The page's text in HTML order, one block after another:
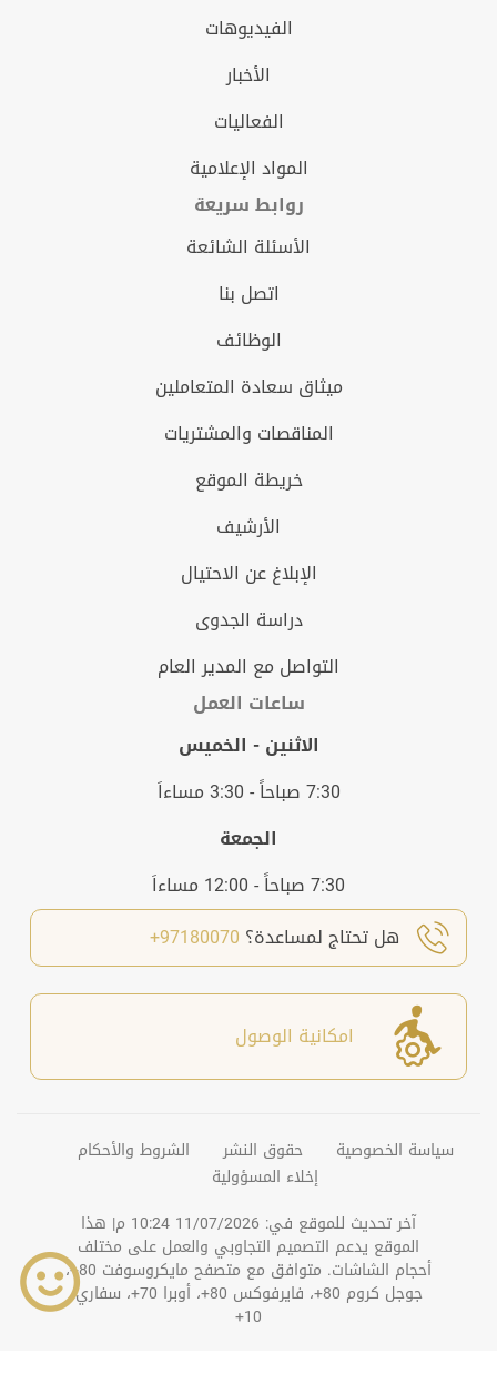
الفيديوهات
الأخبار
الفعاليات
المواد الإعلامية
روابط سريعة
الأسئلة الشائعة
اتصل بنا
الوظائف
ميثاق سعادة المتعاملين
المناقصات والمشتريات
خريطة الموقع
الأرشيف
الإبلاغ عن الاحتيال
دراسة الجدوى
التواصل مع المدير العام
ساعات العمل
الاثنين - الخميس
7:30 صباحاً - 3:30 مساءاَ
الجمعة
7:30 صباحاً - 12:00 مساءاَ
هل تحتاج لمساعدة؟ 97180070+
امكانية الوصول
سياسة الخصوصية حقوق النشر
الشروط والأحكام
إخلاء المسؤولية
آخر تحديث للموقع في: 11/07/2026 10:24 م | هذا
الموقع يدعم التصميم التجاوبي والعمل على مختلف
أحجام الشاشات. متوافق مع متصفح مايكروسوفت 80+،
جوجل كروم 80+، فايرفوكس 80+، أوبرا 70+، سفاري
10+